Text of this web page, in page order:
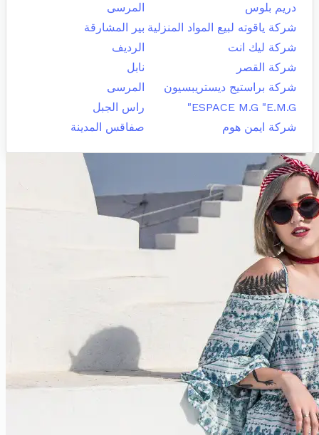
دريم بلوس
المرسى
شركة ياقوته لبيع المواد المنزلية بير المشارقة
شركة ليك انت
الرديف
شركة القصر
نابل
شركة براستيج ديستريبسيون
المرسى
ESPACE M.G "E.M.G"
راس الجبل
شركة ايمن هوم
صفاقس المدينة